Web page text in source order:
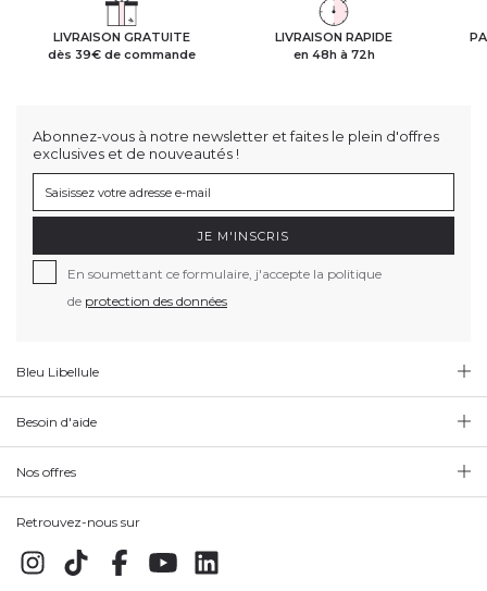
LIVRAISON GRATUITE
dès 39€ de commande
LIVRAISON RAPIDE
en 48h à 72h
Abonnez-vous à notre newsletter et faites le plein d'offres
exclusives et de nouveautés !
JE M'INSCRIS
En soumettant ce formulaire, j'accepte la politique
de protection des données
Bleu Libellule
Besoin d'aide
Nos offres
Retrouvez-nous sur